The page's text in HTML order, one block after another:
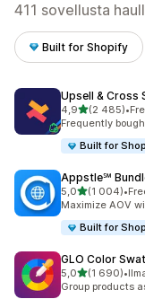
411 sovellusta
Built for Shopify
Upsell & Cross
4,9/ 5 tähteä
(2 485)
2485 arvostelua
•
Frequently
Built for
Appstle℠
5,0/ 5 tähteä
(1 004)
1004 arvostelua
•
Maximize AOV
Built for
GLO Color
5,0/ 5 tähteä
(1 690)
1690 arvostelua
•
Group products